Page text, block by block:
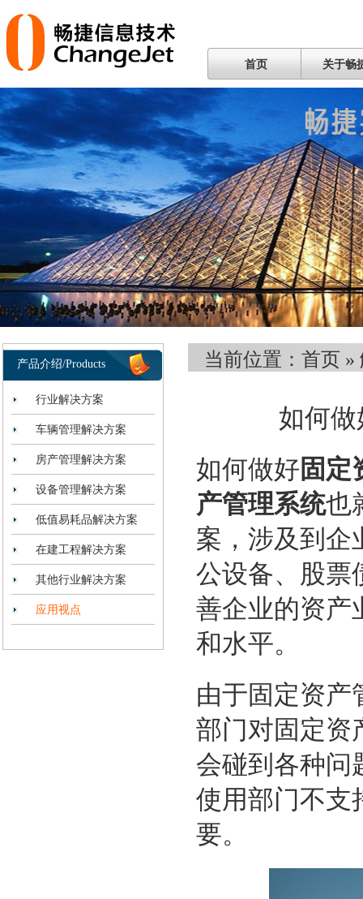
首页 关于畅
产品介绍/Products
行业解决方案
车辆管理解决方案
房产管理解决方案
设备管理解决方案
低值易耗品解决方案
在建工程解决方案
其他行业解决方案
应用视点
当前位置： 首页 »
如何
如何做好 固定
产管理系统也
案 ，涉及到企
公设备、 股票
善企业的资产
和水平。
由于 固定资产
部门对固定资
会碰到各种问
使用部门不支
要。